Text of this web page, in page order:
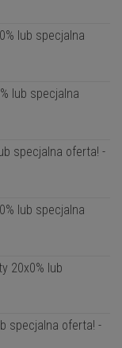
lub specjalna
lub specjalna
specjalna oferta! -
lub specjalna
20x0% lub
specjalna oferta! -